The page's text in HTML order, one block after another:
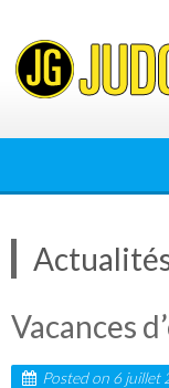
content
Vacances
Posted on 6 juillet